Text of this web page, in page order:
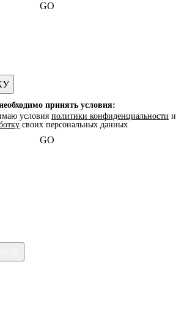
GO
принять условия:
условия политики конфиденциальности и
своих персональных данных
GO